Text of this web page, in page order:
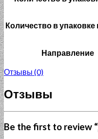
Количество в упаковке
Направление
Отзывы (0)
Отзывы
Be the first to review